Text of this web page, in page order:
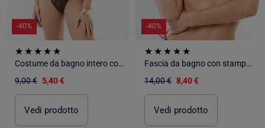
-40%
Costume da bagno intero con scollatura profonda e dettaglio gioiello
9,00 € 5,40 €
Vedi prodotto
-40%
Fascia da bagno con stampa vichy
14,00 € 8,40 €
Vedi prodotto